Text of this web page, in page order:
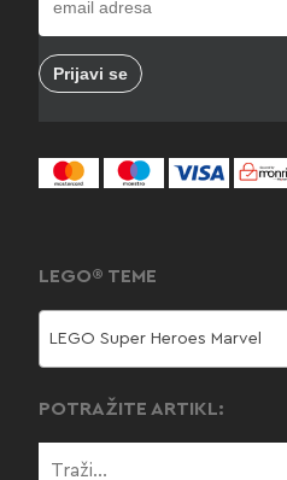
LEGO® TEME
LEGO Super Heroes Marvel
POTRAŽITE ARTIKL: